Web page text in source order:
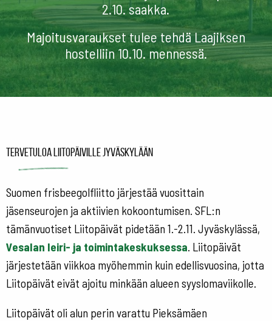
2.10. saakka.
Majoitusvaraukset tulee tehdä Laajiksen
hostelliin 10.10. mennessä.
Tervetuloa Liitopäiville Jyväskylään
Suomen frisbeegolfliitto järjestää vuosittain
jäsenseurojen ja aktiivien kokoontumisen. SFL:n
tämänvuotiset Liitopäivät pidetään 1.-2.11. Jyväskylässä,
Vesalan leiri- ja toimintakeskuksessa. Liitopäivät
järjestetään viikkoa myöhemmin kuin edellisvuosina, jotta
Liitopäivät eivät ajoitu minkään alueen syyslomaviikolle.
Liitopäivät oli alun perin varattu Pieksämäen